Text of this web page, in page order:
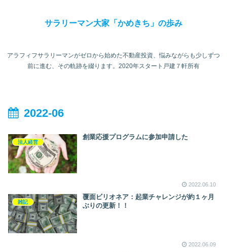
サラリーマン大家「かめきち」の歩み
アラフィフサラリーマンがゼロから始めた不動産投資、悩みながらも少しずつ
前に進む、その軌跡を綴ります。2020年スタート戸建７軒所有
2022-06
法人経営
創業応援プログラムに参加申請した
2022.06.10
雑記
覆面ビリオネア：起業チャレンジが約１ヶ月
ぶりの更新！！
2022.06.09